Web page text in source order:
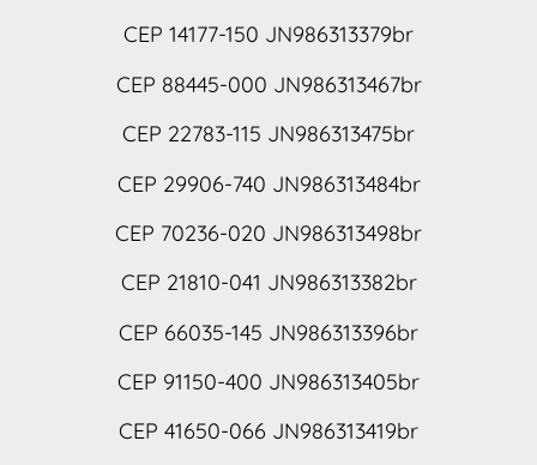
CEP 14177-150 JN986313379br
CEP 88445-000 JN986313467br
CEP 22783-115 JN986313475br
CEP 29906-740 JN986313484br
CEP 70236-020 JN986313498br
CEP 21810-041 JN986313382br
CEP 66035-145 JN986313396br
CEP 91150-400 JN986313405br
CEP 41650-066 JN986313419br